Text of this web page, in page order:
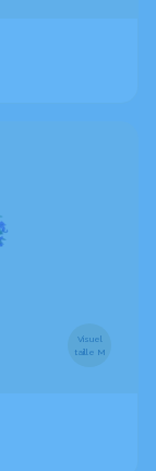
Visuel
taille M